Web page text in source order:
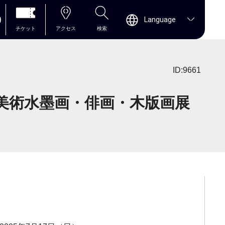
チケット アクセス 検索
Language
ID:9661
術水墨画・俳画・木版画展